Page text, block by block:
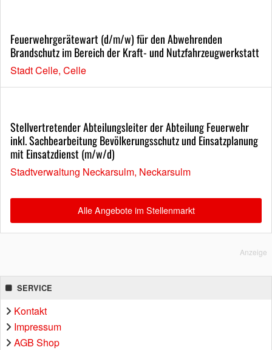
Feuerwehrgerätewart (d/m/w) für den Abwehrenden
Brandschutz im Bereich der Kraft- und Nutzfahrzeugwerkstatt
Stadt Celle, Celle
Stellvertretender Abteilungsleiter der Abteilung Feuerwehr
inkl. Sachbearbeitung Bevölkerungsschutz und Einsatzplanung
mit Einsatzdienst (m/w/d)
Stadtverwaltung Neckarsulm, Neckarsulm
Alle Angebote im Stellenmarkt
Anzeige
SERVICE
Kontakt
Impressum
AGB Shop